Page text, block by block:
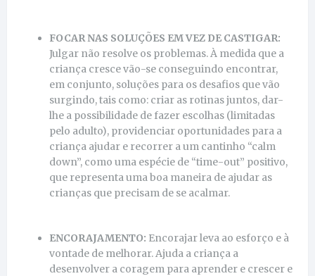
FOCAR NAS SOLUÇÕES EM VEZ DE CASTIGAR:
Julgar não resolve os problemas. À medida que a
criança cresce vão-se conseguindo encontrar,
em conjunto, soluções para os desafios que vão
surgindo, tais como: criar as rotinas juntos, dar-
lhe a possibilidade de fazer escolhas (limitadas
pelo adulto), providenciar oportunidades para a
criança ajudar e recorrer a um cantinho “calm
down”, como uma espécie de “time-out” positivo,
que representa uma boa maneira de ajudar as
crianças que precisam de se acalmar.
ENCORAJAMENTO: Encorajar leva ao esforço e à
vontade de melhorar. Ajuda a criança a
desenvolver a coragem para aprender e crescer e